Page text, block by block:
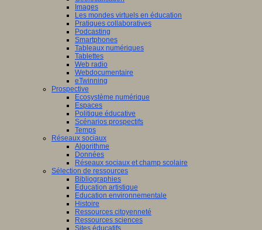
Images
Les mondes virtuels en éducation
Pratiques collaboratives
Podcasting
Smartphones
Tableaux numériques
Tablettes
Web radio
Webdocumentaire
eTwinning
Prospective
Ecosystème numérique
Espaces
Politique éducative
Scénarios prospectifs
Temps
Réseaux sociaux
Algorithme
Données
Réseaux sociaux et champ scolaire
Sélection de ressources
Bibliographies
Education artistique
Education environnementale
Histoire
Ressources citoyenneté
Ressources sciences
Sites éducatifs